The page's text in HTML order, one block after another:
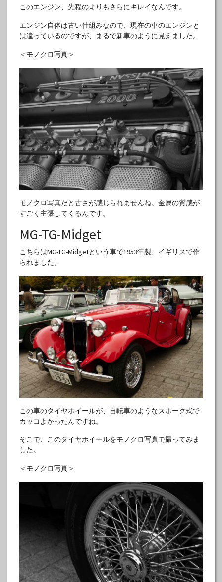
このエンジン、先程のよりもさらにキレイなんです。
エンジン自体は古い仕組みなので、現在の車のエンジンと
は違っているのですが、まるで新車のように見えました。
＜モノクロ写真＞
モノクロ写真だと古さが感じられませんね。金属の質感が
すごく主張してくるんです。
MG-TG-Midget
こちらはMG-TG-Midgetという車で1953年製、イギリスで作
られました。
この車のタイヤホイールが、自転車のようなスポーク式で
カッコよかったんですね。
そこで、このタイヤホイールをモノクロ写真で撮ってみま
した。
＜モノクロ写真＞